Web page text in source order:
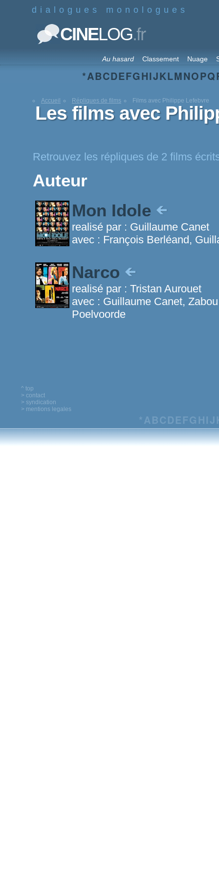
dialogues monologues
CINELOG.fr
Au hasard Classement Nuage
*ABCDEFGHIJKLMNOPQ
Accueil Répliques de films Films avec Philippe Lefebvre
Les films avec
Retrouvez les répliques de 2 films
Auteur
Mon Idole
realisé par : Guillaume Canet
avec : François Berléand,
Narco
realisé par : Tristan Aurouet
avec : Guillaume Canet,
Poelvoorde
^ top
> contact
> syndication
> mentions legales
*ABCDEFG HIJ